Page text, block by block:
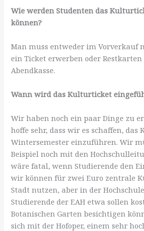
Wie werden Studenten das
können?
Man muss entweder im Vorverkauf
ein Ticket erwerben oder
Abendkasse.
Wann wird das Kulturticket
Wir haben noch ein paar Dinge zu
hoffe sehr, dass wir es schaffen,
Wintersemester einzuführen. Wir
Beispiel noch mit den
wäre fatal, wenn Studierende den
wir können für zwei Euro zentrale
Stadt nutzen, aber in der
Studierende der EAH etwa sollen
Botanischen Garten besichtigen
sich mit der Hofoper, einem sehr